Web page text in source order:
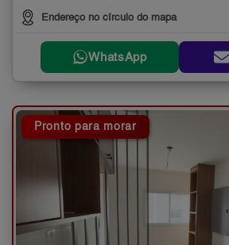
Endereço no círculo do mapa
WhatsApp
Pronto para morar